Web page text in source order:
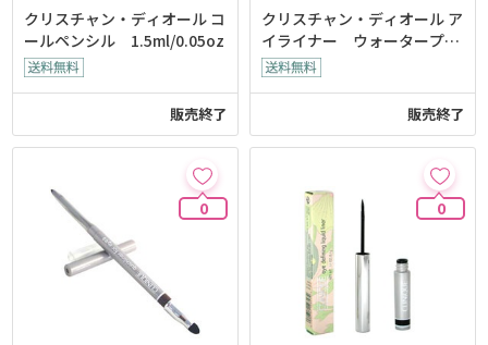
クリスチャン・ディオール コ
ールペンシル 1.5ml/0.05oz
販売終了
クリスチャン・ディオール ア
イライナー ウォータープル
ーフ 1.2g/0.04oz
販売終了
0 0